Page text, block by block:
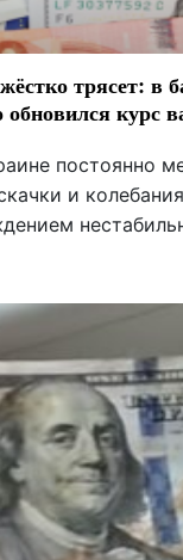
трясет: в
обновился курс
постоянно
и